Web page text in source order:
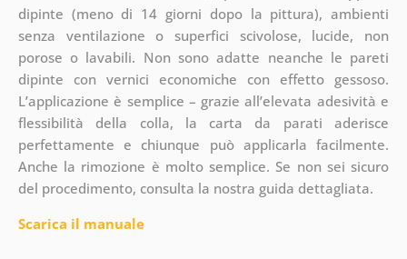
dipinte (meno di 14 giorni dopo la pittura), ambienti
senza ventilazione o superfici scivolose, lucide, non
porose o lavabili. Non sono adatte neanche le pareti
dipinte con vernici economiche con effetto gessoso.
L’applicazione è semplice – grazie all’elevata adesività e
flessibilità della colla, la carta da parati aderisce
perfettamente e chiunque può applicarla facilmente.
Anche la rimozione è molto semplice. Se non sei sicuro
del procedimento, consulta la nostra guida dettagliata.
Scarica il manuale